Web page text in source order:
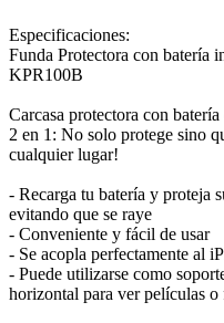
Especificaciones:
Funda Protectora con batería
KPR100B
Carcasa protectora con
2 en 1: No solo protege sino
cualquier lugar!
- Recarga tu batería y proteja
evitando que se raye
- Conveniente y fácil de usar
- Se acopla perfectamente al
- Puede utilizarse como
horizontal para ver películas o